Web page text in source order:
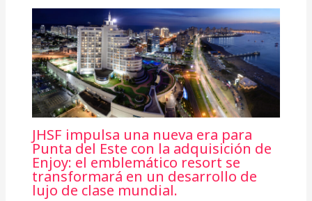
JHSF impulsa una nueva era para
Punta del Este con la adquisición de
Enjoy: el emblemático resort se
transformará en un desarrollo de
lujo de clase mundial.